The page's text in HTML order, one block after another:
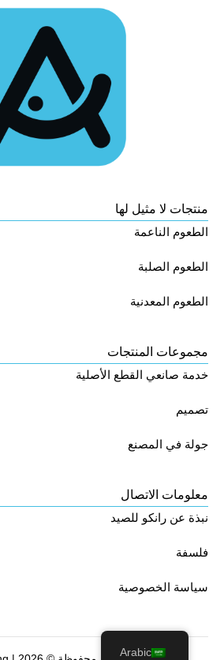
منتجات لا مثيل لها
الطعوم الناعمة
الطعوم الصلبة
الطعوم المعدنية
مجموعات المنتجات
خدمة صانعي القطع الأصلية
تصميم
جولة في المصنع
معلومات الاتصال
نبذة عن رانكو للصيد
فلسفة
سياسة الخصوصية
Arabic